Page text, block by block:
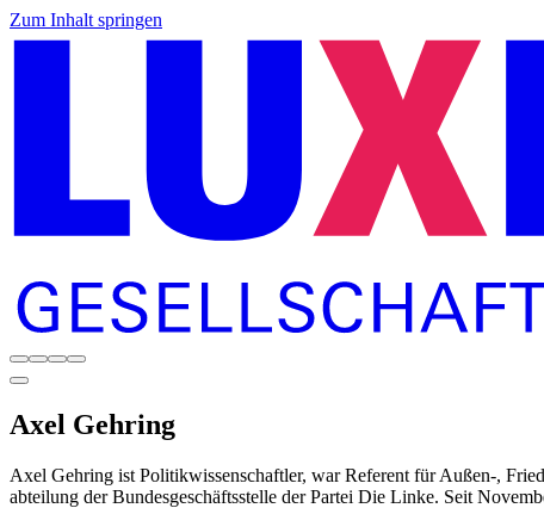
Zum Inhalt springen
Axel Gehring
Axel Gehring ist Politikwissenschaftler, war Referent für Außen-,
abteilung der Bundesgeschäftsstelle der Partei Die Linke. Seit